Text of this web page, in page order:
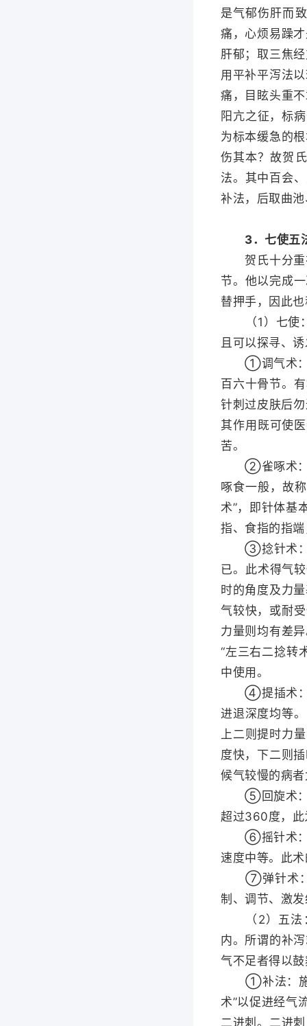
是气郁伤肝而
痛，心烦易躁
肝郁；取三焦
用平补平泻法
痛，目眩头重
阳亢之征，标
为标本缓急的
伤其本？故贺
法。其中百会
补法，后取曲
3．七使五
贺氏十分重视
节。他以完成
替押手，因此
（1）七使：
且可以探寻、
①调气术：杨
百六十骨节。
针刺过皮肤后
其作用既可使
苦。
②雀啄术：针
啄食一般，故
术”，即针体基
指、食指的指
③捻针术：“
已。此术得气
时的角度及力
气较快，或耐
力量则均有差
“左三右二捻转
中使用。
④提插术：临
进退深度均等
上二则提时力
度快，下二则
候气较慢的病
⑤回旋术：将
超过360度，此
⑥摇针术：将
速度中等。此
⑦弹针术：凡
制、调节、激
（2）五法：
内。所谓的补
气不足者得以
①补法：施用
术”以促进经气
二进刺。二进